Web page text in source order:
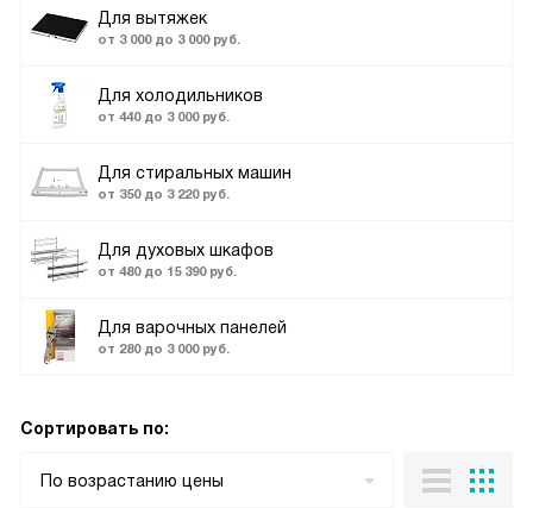
Для вытяжек
от 3 000 до 3 000 руб.
Для холодильников
от 440 до 3 000 руб.
Для стиральных машин
от 350 до 3 220 руб.
Для духовых шкафов
от 480 до 15 390 руб.
Для варочных панелей
от 280 до 3 000 руб.
Сортировать по:
По возрастанию цены